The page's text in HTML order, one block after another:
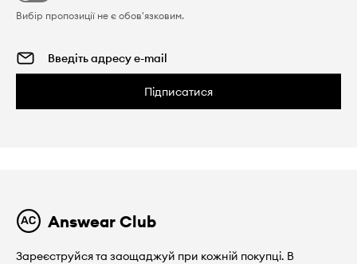
Вибір пропозиції не є обов'язковим.
Підписатися
Answear Club
Зареєструйся та заощаджуй при кожній покупці. В